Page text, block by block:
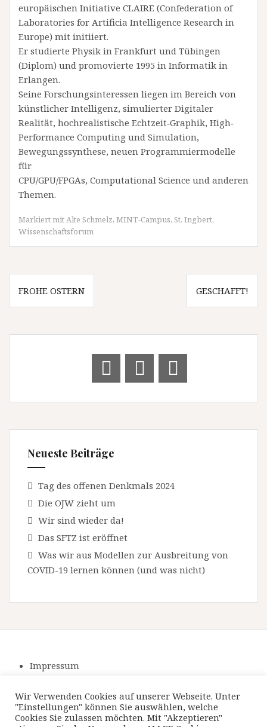
europäischen Initiative CLAIRE (Confederation of
Laboratories for Artificia Intelligence Research in
Europe) mit initiiert.
Er studierte Physik in Frankfurt und Tübingen
(Diplom) und promovierte 1995 in Informatik in
Erlangen.
Seine Forschungsinteressen liegen im Bereich von
künstlicher Intelligenz, simulierter Digitaler
Realität, hochrealistische Echtzeit‐Graphik, High‐
Performance Computing und Simulation,
Bewegungssynthese, neuen Programmiermodelle
für
CPU/GPU/FPGAs, Computational Science und anderen
Themen.
Markiert mitAlte Schmelz, MINT-Campus, St. Ingbert,
Wissenschaftsforum
Beitragsnavigation
FROHE OSTERN GESCHAFFT!
Neueste Beiträge
Tag des offenen Denkmals 2024
Die OJW zieht um
Wir sind wieder da!
Das SFTZ ist eröffnet
Was wir aus Modellen zur Ausbreitung von
COVID-19 lernen können (und was nicht)
Impressum
Wir Verwenden Cookies auf unserer Webseite. Unter
"Einstellungen" können Sie auswählen, welche
Cookies Sie zulassen möchten. Mit "Akzeptieren"